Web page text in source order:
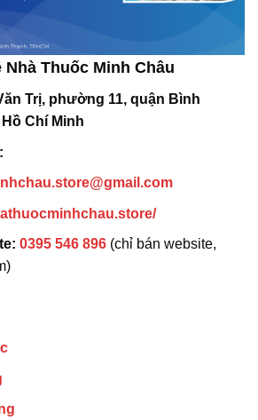
Thuốc Minh Châu
Trị, phường 11, quận Bình
Chí Minh
0395 546 896 (chỉ bán website,